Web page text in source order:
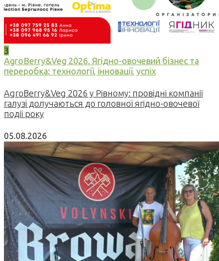
3
AgroBerry&Veg 2026. Ягідно-овочевий бізнес та
переробка: технології, інновації, успіх
AgroBerry&Veg 2026 у Рівному: провідні компанії
галузі долучаються до головної ягідно-овочевої
події року
05.08.2026